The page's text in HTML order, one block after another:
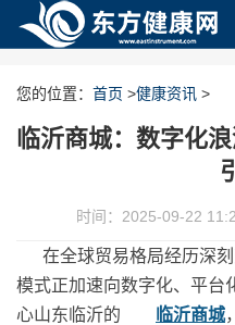
您的位置： 首页 >健康资讯 >
临沂商城：数字化
时间：2025-09-22
在全球贸易格局经历深刻
模式正加速向数字化、平台
心山东临沂的
临沂商城